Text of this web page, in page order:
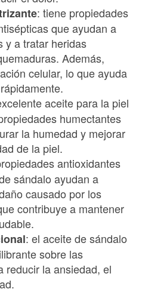
: tiene propiedades
que ayudan a
y a tratar heridas
Además,
celular, lo que ayuda
aceite para la piel
humectantes
la humedad y mejorar
de la piel.
antioxidantes
sándalo ayudan a
causado por los
contribuye a mantener
: el aceite de sándalo
sobre las
reducir la ansiedad, el